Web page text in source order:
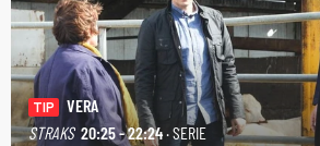
TIP
VERA
STRAKS 20:25 - 22:24· SERIE